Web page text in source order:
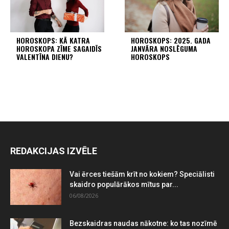
HOROSKOPS: KĀ KATRA
HOROSKOPA ZĪME SAGAIDĪS
VALENTĪNA DIENU?
HOROSKOPS: 2025. GADA
JANVĀRA NOSLĒGUMA
HOROSKOPS
REDAKCIJAS IZVĒLE
Vai ērces tiešām krīt no kokiem? Speciālisti
skaidro populārākos mītus par...
06/08/2026
Bezskaidras naudas nākotne: ko tas nozīmē